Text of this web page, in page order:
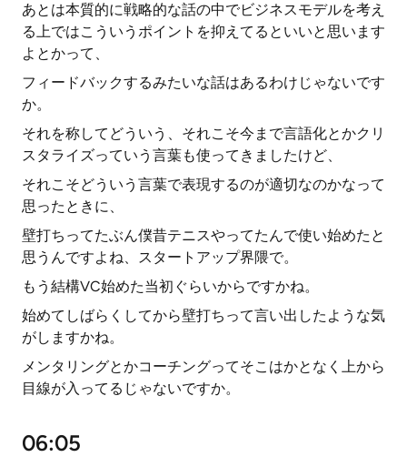
あとは本質的に戦略的な話の中でビジネスモデルを考え
る上ではこういうポイントを抑えてるといいと思います
よとかって、
フィードバックするみたいな話はあるわけじゃないです
か。
それを称してどういう、それこそ今まで言語化とかクリ
スタライズっていう言葉も使ってきましたけど、
それこそどういう言葉で表現するのが適切なのかなって
思ったときに、
壁打ちってたぶん僕昔テニスやってたんで使い始めたと
思うんですよね、スタートアップ界隈で。
もう結構VC始めた当初ぐらいからですかね。
始めてしばらくしてから壁打ちって言い出したような気
がしますかね。
メンタリングとかコーチングってそこはかとなく上から
目線が入ってるじゃないですか。
06:05